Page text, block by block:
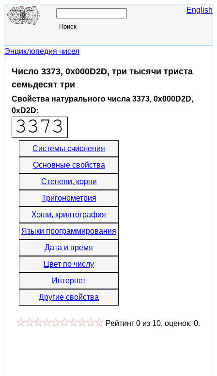
English
Энциклопедия чисел
Число 3373, 0x000D2D, три тысячи триста
семьдесят три
Свойства натурального числа 3373, 0x000D2D,
0xD2D:
Системы счисления
Основные свойства
Степени, корни
Тригонометрия
Хэши, криптография
Языки программирования
Дата и время
Цвет по числу
Интернет
Другие свойства
Рейтинг 0 из 10, оценок: 0.